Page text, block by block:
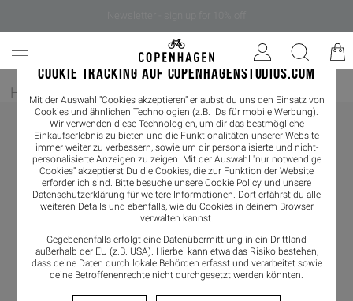
COOKIE TRACKING AUF COPENHAGENSTUDIOS.COM
Mit der Auswahl "Cookies akzeptieren" erlaubst du uns den Einsatz von
Cookies und ähnlichen Technologien (z.B. IDs für mobile Werbung).
Wir verwenden diese Technologien, um dir das bestmögliche
Einkaufserlebnis zu bieten und die Funktionalitäten unserer Website
immer weiter zu verbessern, sowie um dir personalisierte und nicht-
personalisierte Anzeigen zu zeigen. Mit der Auswahl "nur notwendige
Cookies" akzeptierst Du die Cookies, die zur Funktion der Website
erforderlich sind. Bitte besuche unsere Cookie Policy und unsere
Datenschutzerklärung für weitere Informationen. Dort erfährst du alle
weiteren Details und ebenfalls, wie du Cookies in deinem Browser
verwalten kannst.
Gegebenenfalls erfolgt eine Datenübermittlung in ein Drittland
außerhalb der EU (z.B. USA). Hierbei kann etwa das Risiko bestehen,
dass deine Daten durch lokale Behörden erfasst und verarbeitet sowie
deine Betroffenenrechte nicht durchgesetzt werden könnten.
Home / Bekleidung Shirts & Blouses Tank Top